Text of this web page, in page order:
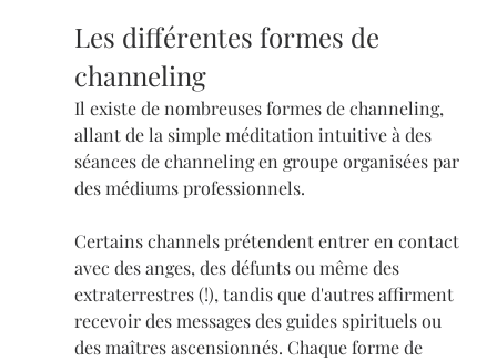
Les différentes formes de
channeling
Il existe de nombreuses formes de channeling,
allant de la simple méditation intuitive à des
séances de channeling en groupe organisées par
des médiums professionnels.
Certains channels prétendent entrer en contact
avec des anges, des défunts ou même des
extraterrestres (!), tandis que d'autres affirment
recevoir des messages des guides spirituels ou
des maîtres ascensionnés. Chaque forme de